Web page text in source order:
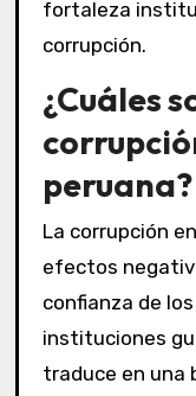
fortaleza
corrupción.
¿Cuáles
peruana?
La corrupción
efectos
confianza de
instituciones
traduce en una